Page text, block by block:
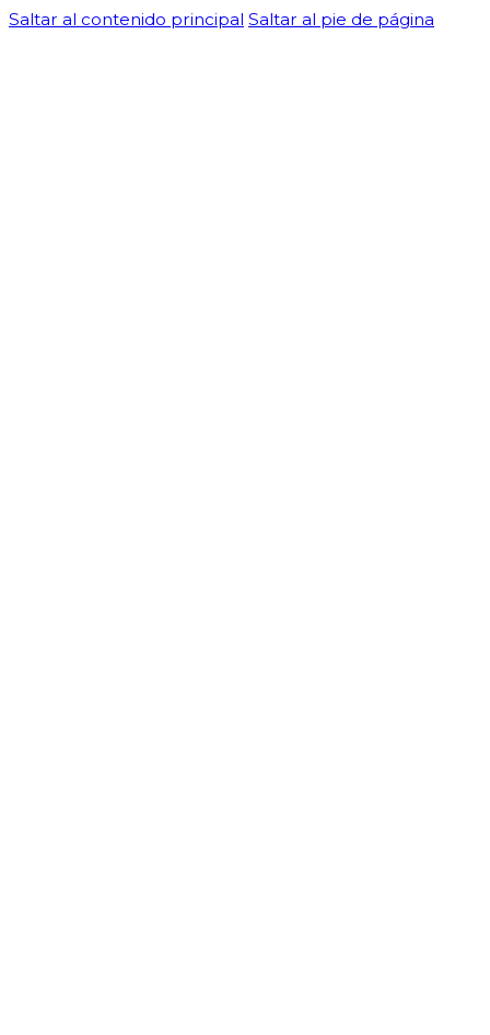
Saltar al contenido principal Saltar al pie de página